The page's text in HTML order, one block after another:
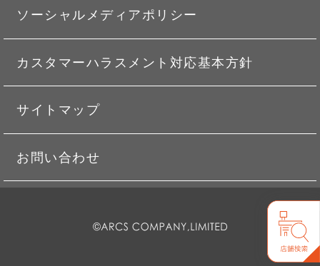
ソーシャルメディアポリシー
カスタマーハラスメント対応基本方針
サイトマップ
お問い合わせ